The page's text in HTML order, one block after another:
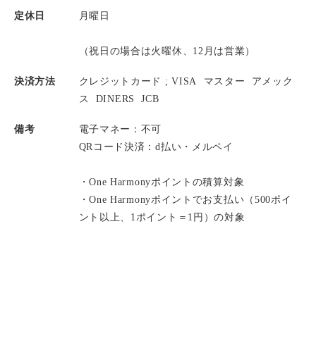
定休日 月曜日
（祝日の場合は火曜休、12月は営業）
決済方法 クレジットカード ; VISA マスター
アメック
ス
DINERS JCB
備考
電子マネー：不可
QRコード決済：d払い・メルペイ
・One Harmonyポイントの積算対象
・One Harmonyポイントでお支払い（500ポイ
ント以上、1ポイント＝1円）の対象